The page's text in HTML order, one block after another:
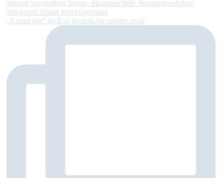
„Kultur pur“ hieß es gestern für unsere zwei